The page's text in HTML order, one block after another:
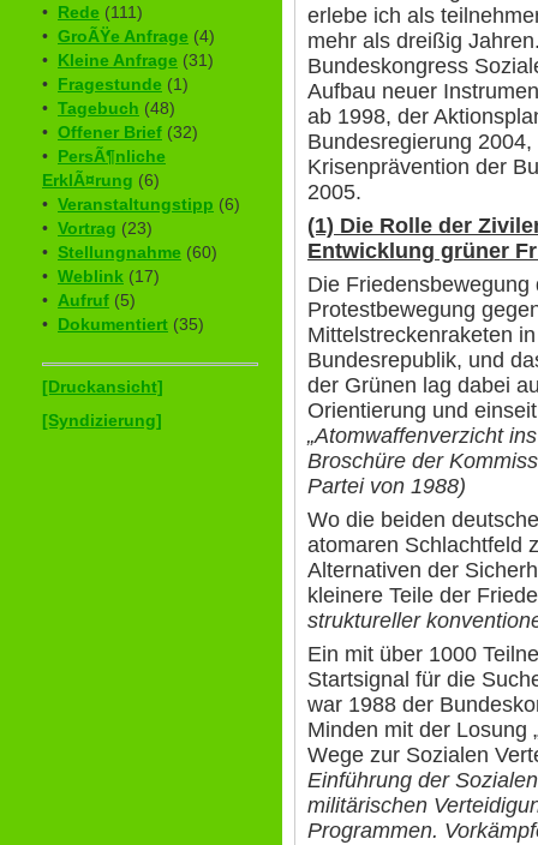
• Rede (111)
• GroÃŸe Anfrage (4)
• Kleine Anfrage (31)
• Fragestunde (1)
• Tagebuch (48)
• Offener Brief (32)
• PersÃ¶nliche
ErklÃ¤rung (6)
• Veranstaltungstipp (6)
• Vortrag (23)
• Stellungnahme (60)
• Weblink (17)
• Aufruf (5)
• Dokumentiert (35)
[Druckansicht]
[Syndizierung]
erlebe ich als
mehr als dreißig
Bundeskongress
Aufbau neuer
ab 1998, der
Bundesregierung
Krisenprävention der
2005.
(1) Die Rolle der
Entwicklung grüner
Die
Protestbewegung
Mittelstreckenraketen
Bundesrepublik, und
der Grünen lag dabei
Orientierung und
„Atomwaffenverzicht
Broschüre der
Partei von 1988)
Wo die beiden
atomaren Schlachtfeld
Alternativen der
kleinere Teile der
struktureller
Ein mit über 1000
Startsignal für die
war 1988 der
Minden mit der Losung
Wege zur Sozialen
Einführung der
militärischen
Programmen.